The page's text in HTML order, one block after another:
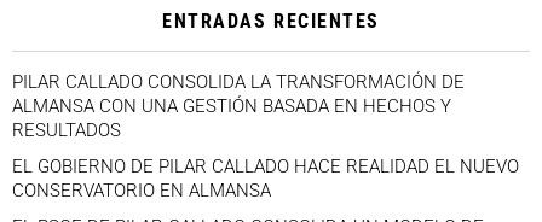
ENTRADAS RECIENTES
PILAR CALLADO CONSOLIDA LA TRANSFORMACIÓN DE
ALMANSA CON UNA GESTIÓN BASADA EN HECHOS Y
RESULTADOS
EL GOBIERNO DE PILAR CALLADO HACE REALIDAD EL NUEVO
CONSERVATORIO EN ALMANSA